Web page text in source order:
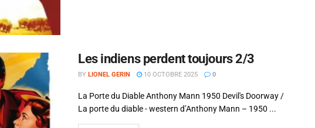
Les indiens perdent toujours 2/3
BY LIONEL GERIN 10 OCTOBRE 2025 0
La Porte du Diable Anthony Mann 1950 Devil's Doorway /
La porte du diable - western d’Anthony Mann – 1950 ...